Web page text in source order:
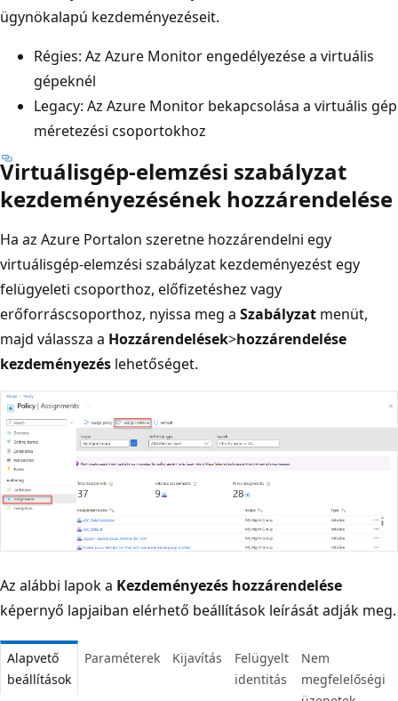
ügynökalapú kezdeményezéseit.
Régies: Az Azure Monitor engedélyezése a virtuális
gépeknél
Legacy: Az Azure Monitor bekapcsolása a virtuális gép
méretezési csoportokhoz
Virtuálisgép-elemzési szabályzat
kezdeményezésének hozzárendelése
Ha az Azure Portalon szeretne hozzárendelni egy
virtuálisgép-elemzési szabályzat kezdeményezést egy
felügyeleti csoporthoz, előfizetéshez vagy
erőforráscsoporthoz, nyissa meg a Szabályzat menüt,
majd válassza a Hozzárendelések>hozzárendelése
kezdeményezés lehetőséget.
Az alábbi lapok a Kezdeményezés hozzárendelése
képernyő lapjaiban elérhető beállítások leírását adják meg.
Alapvető
beállítások
Paraméterek Kijavítás
Felügyelt
identitás
Nem
megfelelőségi